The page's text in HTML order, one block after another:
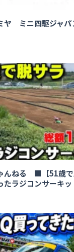
ヤ ミニ四駆ジャ
んねる ■【51歳で
たラジコンサーキッ